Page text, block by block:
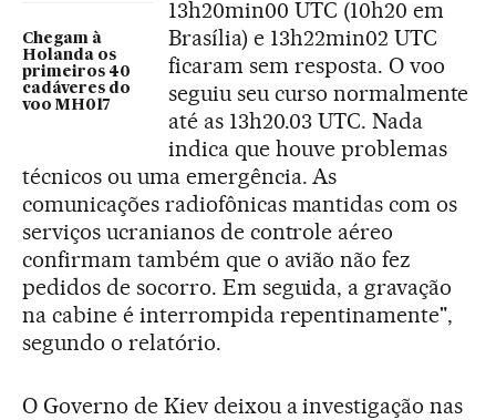
Chegam à
Holanda os
primeiros 40
cadáveres do
voo MH017
13h20min00 UTC (10h20 em
Brasília) e 13h22min02 UTC
ficaram sem resposta. O voo
seguiu seu curso normalmente
até as 13h20.03 UTC. Nada
indica que houve problemas
técnicos ou uma emergência. As
comunicações radiofônicas mantidas com os
serviços ucranianos de controle aéreo
confirmam também que o avião não fez
pedidos de socorro. Em seguida, a gravação
na cabine é interrompida repentinamente",
segundo o relatório.
O Governo de Kiev deixou a investigação nas